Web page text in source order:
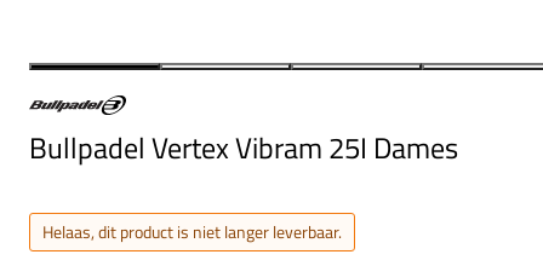
Bullpadel Vertex Vibram 25I Dames
Helaas, dit product is niet langer leverbaar.